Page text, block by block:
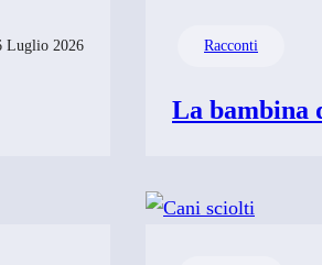
Luglio 2026 Racconti
La bambina